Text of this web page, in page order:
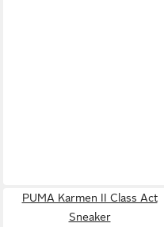
PUMA Karmen II Class Act
Sneaker